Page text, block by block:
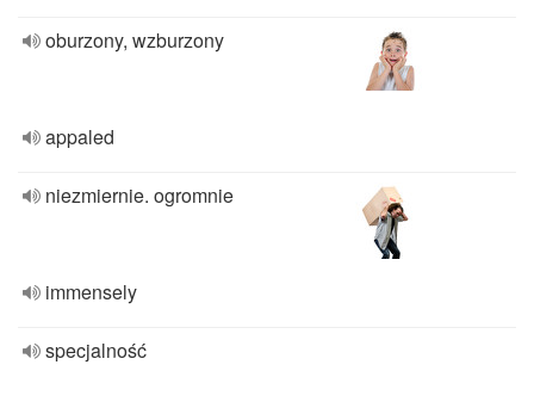
oburzony, wzburzony
appaled
niezmiernie. ogromnie
immensely
specjalność